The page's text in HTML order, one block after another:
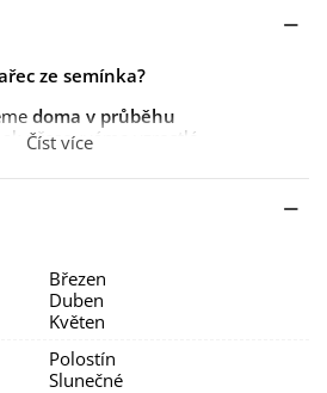
ze semínka?
doma v průběhu
přesouváme vzrostlé
či polostinné
8 cm.
zemina smíchaná
humus.
Číst více
Březen
Duben
Květen
Polostín
Slunečné